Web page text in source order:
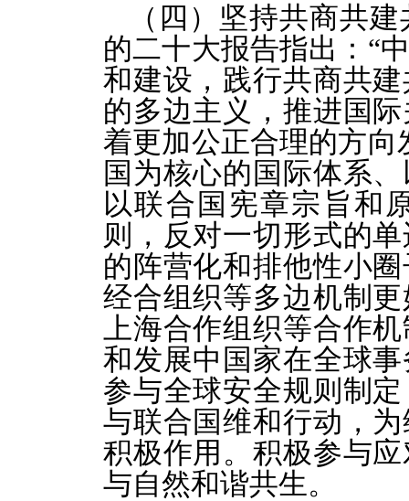
（四）坚持共商共
的二十大报告指出：“
和建设，践行共商共
的多边主义，推进国
着更加公正合理的方向
国为核心的国际体系
以联合国宪章宗旨和
则，反对一切形式的
的阵营化和排他性小
经合组织等多边机制
上海合作组织等合作
和发展中国家在全球
参与全球安全规则制
与联合国维和行动，
积极作用。积极参与
与自然和谐共生。